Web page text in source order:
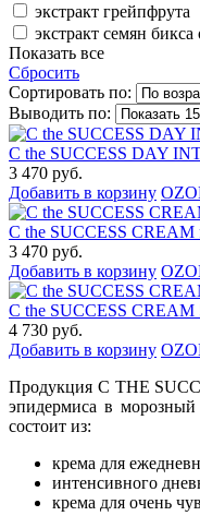
экстракт грейпфрута
экстракт семян бикса
Показать все
Сбросить
Сортировать по:
Выводить по:
C the SUCCESS DAY
3 470 руб.
Добавить в корзину
C the SUCCESS
3 470 руб.
Добавить в корзину
C the SUCCESS
4 730 руб.
Добавить в корзину
Продукция C THE
эпидермиса в
состоит из:
крема для
интенсивного
крема для очень